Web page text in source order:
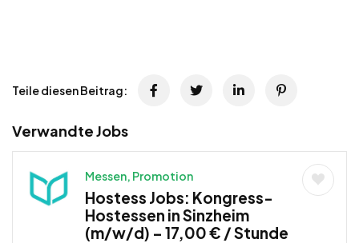
Teile diesen Beitrag:
Verwandte Jobs
Messen, Promotion
Hostess Jobs: Kongress-
Hostessen in Sinzheim
(m/w/d) – 17,00 € / Stunde